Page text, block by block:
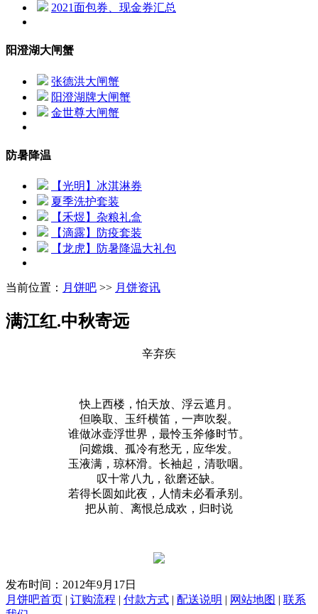
2021面包券、现金券汇总
阳澄湖大闸蟹
张德洪大闸蟹
阳澄湖牌大闸蟹
金世尊大闸蟹
防暑降温
【光明】冰淇淋券
夏季洗护套装
【禾煜】杂粮礼盒
【滴露】防疫套装
【龙虎】防暑降温大礼包
当前位置： 月饼吧 >> 月饼资讯
满江红.中秋寄远
辛弃疾
快上西楼，怕天放、浮云遮月。
但唤取、玉纤横笛，一声吹裂。
谁做冰壶浮世界，最怜玉斧修时节。
问嫦娥、孤冷有愁无，应华发。
玉液满，琼杯滑。长袖起，清歌咽。
叹十常八九，欲磨还缺。
若得长圆如此夜，人情未必看承别。
把从前、离恨总成欢，归时说
发布时间：2012年9月17日
月饼吧首页 | 订购流程 | 付款方式 | 配送说明 | 网站地图 | 联系